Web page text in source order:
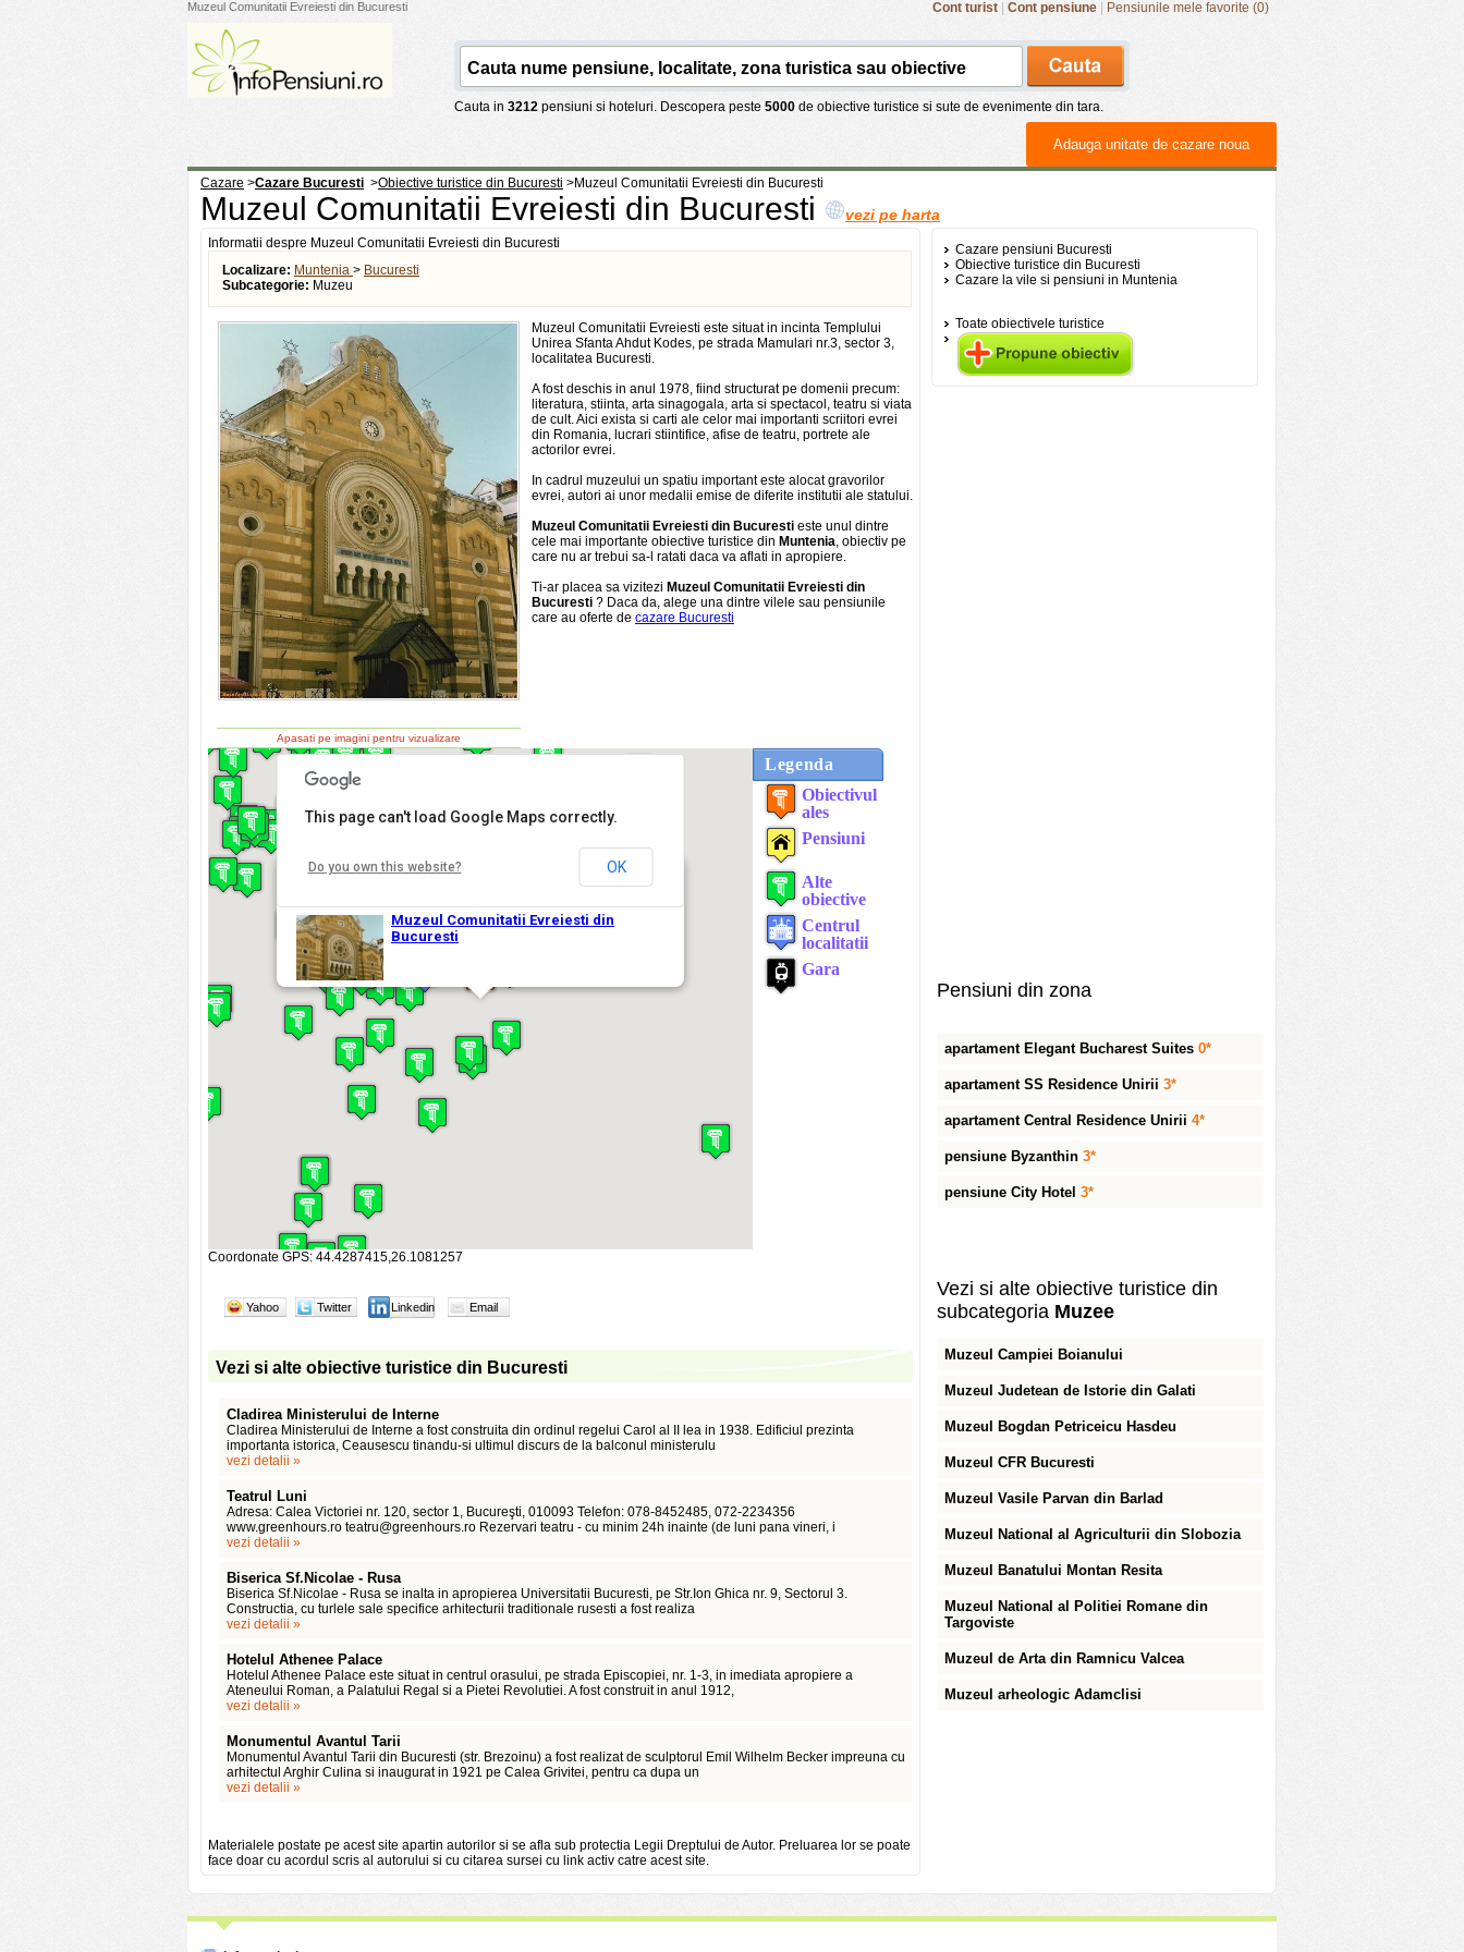
Muzeul Comunitatii Evreiesti din Bucuresti Cont turist Cont pensiune Pensiunile mele favorite (0)
Cauta in 3212 pensiuni si hoteluri. Descopera peste 5000 de obiective turistice si sute de evenimente din tara.
Adauga unitate de cazare noua
Cazare >Cazare Bucuresti >Obiective turistice din Bucuresti >Muzeul Comunitatii Evreiesti din Bucuresti
Muzeul Comunitatii Evreiesti din Bucuresti vezi pe harta
Informatii despre Muzeul Comunitatii Evreiesti din Bucuresti
Localizare: Muntenia > Bucuresti
Subcategorie: Muzeu
Apasati pe imagini pentru vizualizare
Muzeul Comunitatii Evreiesti este situat in incinta Templului
Unirea Sfanta Ahdut Kodes, pe strada Mamulari nr.3, sector 3,
localitatea Bucuresti.
A fost deschis in anul 1978, fiind structurat pe domenii precum:
literatura, stiinta, arta sinagogala, arta si spectacol, teatru si viata
de cult. Aici exista si carti ale celor mai importanti scriitori evrei
din Romania, lucrari stiintifice, afise de teatru, portrete ale
actorilor evrei.
In cadrul muzeului un spatiu important este alocat gravorilor
evrei, autori ai unor medalii emise de diferite institutii ale statului.
Muzeul Comunitatii Evreiesti din Bucuresti este unul dintre
cele mai importante obiective turistice din Muntenia, obiectiv pe
care nu ar trebui sa-l ratati daca va aflati in apropiere.
Ti-ar placea sa vizitezi Muzeul Comunitatii Evreiesti din
Bucuresti ? Daca da, alege una dintre vilele sau pensiunile
care au oferte de cazare Bucuresti
Coordonate GPS: 44.4287415,26.1081257
Yahoo Twitter Linkedin Email
Vezi si alte obiective turistice din Bucuresti
Cladirea Ministerului de Interne
Cladirea Ministerului de Interne a fost construita din ordinul regelui Carol al II lea in 1938. Edificiul prezinta
importanta istorica, Ceausescu tinandu-si ultimul discurs de la balconul ministerulu
vezi detalii »
Teatrul Luni
Adresa: Calea Victoriei nr. 120, sector 1, Bucureşti, 010093 Telefon: 078-8452485, 072-2234356
www.greenhours.ro teatru@greenhours.ro Rezervari teatru - cu minim 24h inainte (de luni pana vineri, i
vezi detalii »
Biserica Sf.Nicolae - Rusa
Biserica Sf.Nicolae - Rusa se inalta in apropierea Universitatii Bucuresti, pe Str.Ion Ghica nr. 9, Sectorul 3.
Constructia, cu turlele sale specifice arhitecturii traditionale rusesti a fost realiza
vezi detalii »
Hotelul Athenee Palace
Hotelul Athenee Palace este situat in centrul orasului, pe strada Episcopiei, nr. 1-3, in imediata apropiere a
Ateneului Roman, a Palatului Regal si a Pietei Revolutiei. A fost construit in anul 1912,
vezi detalii »
Monumentul Avantul Tarii
Monumentul Avantul Tarii din Bucuresti (str. Brezoinu) a fost realizat de sculptorul Emil Wilhelm Becker impreuna cu
arhitectul Arghir Culina si inaugurat in 1921 pe Calea Grivitei, pentru ca dupa un
vezi detalii »
Materialele postate pe acest site apartin autorilor si se afla sub protectia Legii Dreptului de Autor. Preluarea lor se poate
face doar cu acordul scris al autorului si cu citarea sursei cu link activ catre acest site.
Cazare pensiuni Bucuresti
Obiective turistice din Bucuresti
Cazare la vile si pensiuni in Muntenia
Toate obiectivele turistice
Pensiuni din zona
apartament Elegant Bucharest Suites 0*
apartament SS Residence Unirii 3*
apartament Central Residence Unirii 4*
pensiune Byzanthin 3*
pensiune City Hotel 3*
Vezi si alte obiective turistice din
subcategoria Muzee
Muzeul Campiei Boianului
Muzeul Judetean de Istorie din Galati
Muzeul Bogdan Petriceicu Hasdeu
Muzeul CFR Bucuresti
Muzeul Vasile Parvan din Barlad
Muzeul National al Agriculturii din Slobozia
Muzeul Banatului Montan Resita
Muzeul National al Politiei Romane din
Targoviste
Muzeul de Arta din Ramnicu Valcea
Muzeul arheologic Adamclisi